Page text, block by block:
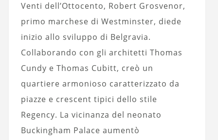
Venti dell’Ottocento, Robert Grosvenor,
primo marchese di Westminster, diede
inizio allo sviluppo di Belgravia.
Collaborando con gli architetti Thomas
Cundy e Thomas Cubitt, creò un
quartiere armonioso caratterizzato da
piazze e crescent tipici dello stile
Regency. La vicinanza del neonato
Buckingham Palace aumentò